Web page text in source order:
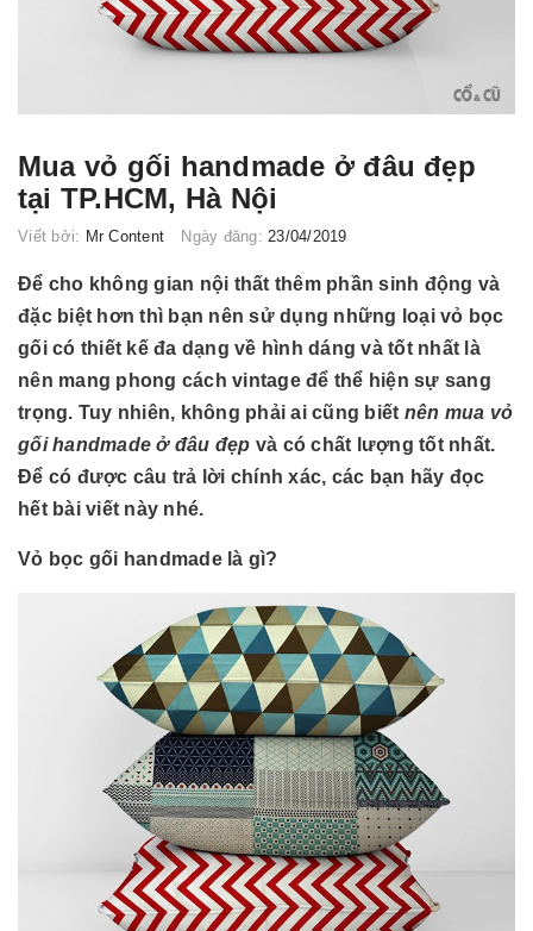
Mua vỏ gối handmade ở đâu đẹp
tại TP.HCM, Hà Nội
Viết bởi: Mr Content Ngày đăng: 23/04/2019
Để cho không gian nội thất thêm phần sinh động và
đặc biệt hơn thì bạn nên sử dụng những loại vỏ bọc
gối có thiết kế đa dạng về hình dáng và tốt nhất là
nên mang phong cách vintage để thể hiện sự sang
trọng. Tuy nhiên, không phải ai cũng biết nên mua vỏ
gối handmade ở đâu đẹp và có chất lượng tốt nhất.
Để có được câu trả lời chính xác, các bạn hãy đọc
hết bài viết này nhé.
Vỏ bọc gối handmade là gì?